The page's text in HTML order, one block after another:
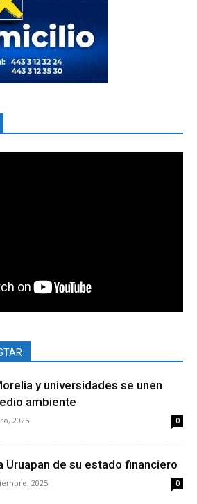
y universidades se unen
ambiente
2025 0
Uruapan de su estado financiero
2025 0